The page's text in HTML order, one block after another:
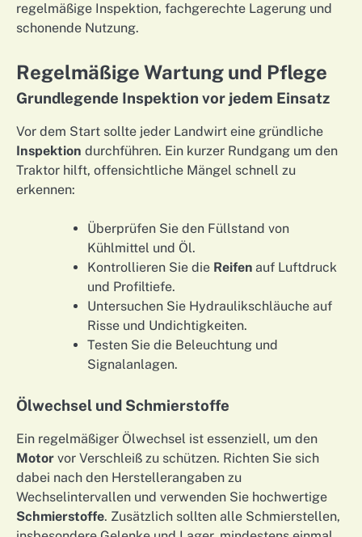
regelmäßige Inspektion, fachgerechte Lagerung und
schonende Nutzung.
Regelmäßige Wartung und Pflege
Grundlegende Inspektion vor jedem Einsatz
Vor dem Start sollte jeder Landwirt eine gründliche
Inspektion durchführen. Ein kurzer Rundgang um den
Traktor hilft, offensichtliche Mängel schnell zu
erkennen:
Überprüfen Sie den Füllstand von
Kühlmittel und Öl.
Kontrollieren Sie die Reifen auf Luftdruck
und Profiltiefe.
Untersuchen Sie Hydraulikschläuche auf
Risse und Undichtigkeiten.
Testen Sie die Beleuchtung und
Signalanlagen.
Ölwechsel und Schmierstoffe
Ein regelmäßiger Ölwechsel ist essenziell, um den
Motor vor Verschleiß zu schützen. Richten Sie sich
dabei nach den Herstellerangaben zu
Wechselintervallen und verwenden Sie hochwertige
Schmierstoffe. Zusätzlich sollten alle Schmierstellen,